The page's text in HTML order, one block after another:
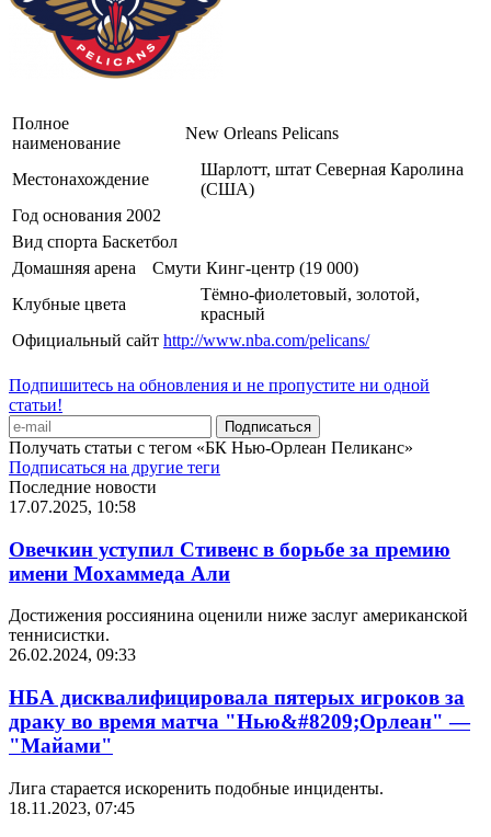
Полное
наименование
New Orleans Pelicans
Местонахождение
Шарлотт, штат Северная Каролина
(США)
Год основания 2002
Вид спорта Баскетбол
Домашняя арена
Смути Кинг-центр (19 000)
Клубные цвета
Тёмно-фиолетовый, золотой,
красный
Официальный сайт http://www.nba.com/pelicans/
Подпишитесь на обновления и не пропустите ни одной
статьи!
Получать статьи с тегом «БК Нью-Орлеан Пеликанс»
Подписаться на другие теги
Последние новости
17.07.2025, 10:58
Овечкин уступил Стивенс в борьбе за премию
имени Мохаммеда Али
Достижения россиянина оценили ниже заслуг американской
теннисистки.
26.02.2024, 09:33
НБА дисквалифицировала пятерых игроков за
драку во время матча "Нью&#8209;Орлеан" —
"Майами"
Лига старается искоренить подобные инциденты.
18.11.2023, 07:45